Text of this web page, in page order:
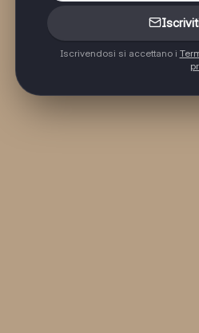
Iscrivendosi si accettano i